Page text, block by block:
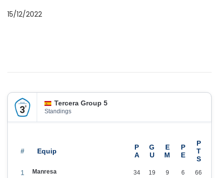
P
a
o
15/12/2022
0
2
Tercera Group 5
Standings
#
1 Manresa 34 19 9 6 66